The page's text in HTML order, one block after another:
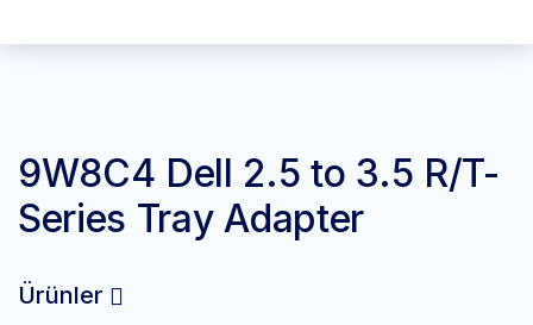
9W8C4 Dell 2.5 to 3.5 R/T-
Series Tray Adapter
Ürünler